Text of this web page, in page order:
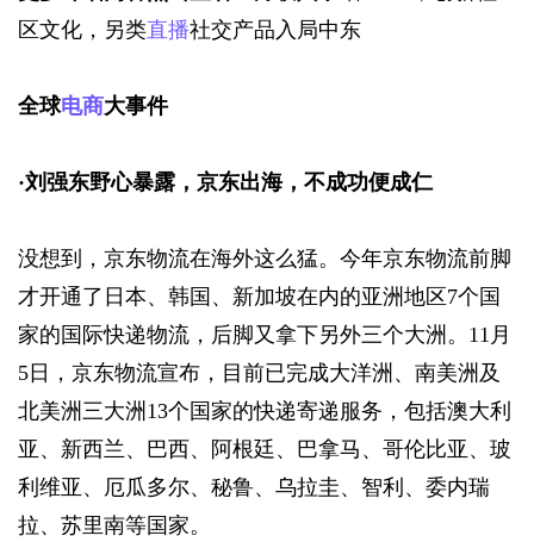
区文化，另类直播社交产品入局中东
全球电商大事件
·刘强东野心暴露，京东出海，不成功便成仁
没想到，京东物流在海外这么猛。今年京东物流前脚
才开通了日本、韩国、新加坡在内的亚洲地区7个国
家的国际快递物流，后脚又拿下另外三个大洲。11月
5日，京东物流宣布，目前已完成大洋洲、南美洲及
北美洲三大洲13个国家的快递寄递服务，包括澳大利
亚、新西兰、巴西、阿根廷、巴拿马、哥伦比亚、玻
利维亚、厄瓜多尔、秘鲁、乌拉圭、智利、委内瑞
拉、苏里南等国家。